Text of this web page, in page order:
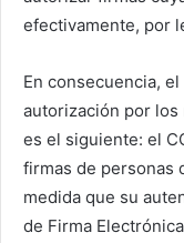
efectivamente, por
En consecuencia,
autorización por
es el siguiente: el
firmas de personas
medida que su
de Firma